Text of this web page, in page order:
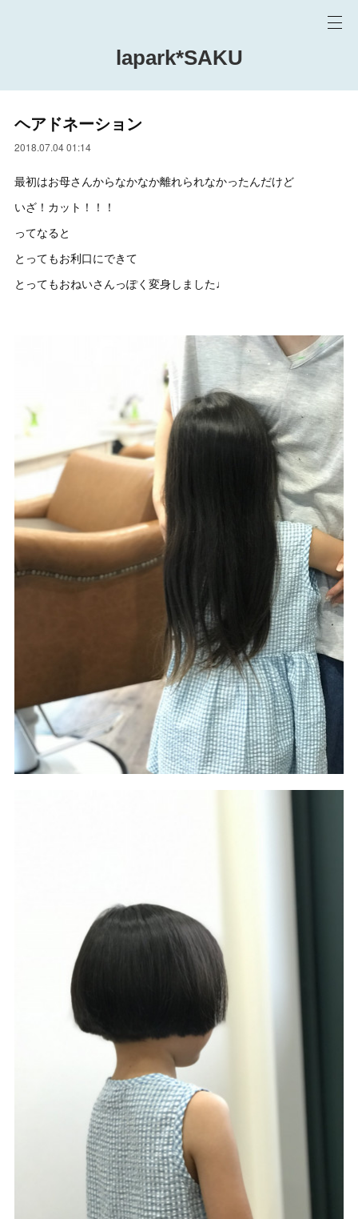
lapark*SAKU
ヘアドネーション
2018.07.04 01:14
最初はお母さんからなかなか離れられなかったんだけど
いざ！カット！！！
ってなると
とってもお利口にできて
とってもおねいさんっぽく変身しました♩